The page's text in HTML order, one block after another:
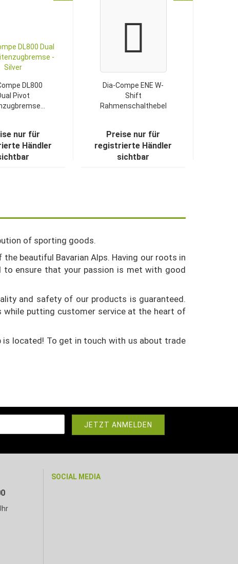
DL800
Pivot
nur für
Händler
Dia-Compe ENE W-
Shift
Rahmenschalthebel
Preise nur für
registrierte Händler
sichtbar
of sporting goods.
beautiful Bavarian Alps. Having our roots in
to ensure that your passion is met with good
and safety of our products is guaranteed.
while putting customer service at the heart of
is located! To get in touch with us about trade
SOCIAL MEDIA